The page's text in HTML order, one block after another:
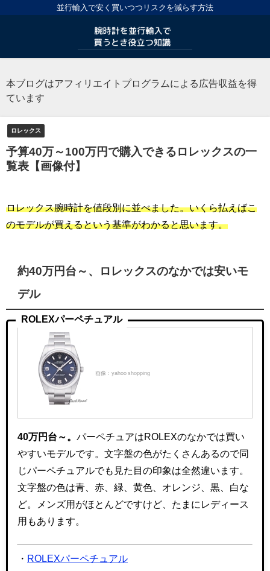
並行輸入で安く買いつつリスクを減らす方法
本ブログはアフィリエイトプログラムによる広告収益を得
ています
ロレックス
予算40万～100万円で購入できるロレックスの一
覧表【画像付】
ロレックス腕時計を値段別に並べました。いくら払えばこ
のモデルが買えるという基準がわかると思います。
約40万円台～、ロレックスのなかでは安いモ
デル
ROLEXパーペチュアル
画像：yahoo shopping
40万円台～。 パーペチュアはROLEXのなかでは買い
やすいモデルです。文字盤の色がたくさんあるので同
じパーペチュアルでも見た目の印象は全然違います。
文字盤の色は青、赤、緑、黄色、オレンジ、黒、白な
ど。メンズ用がほとんどですけど、たまにレディース
用もあります。
・ ROLEXパーペチュアル